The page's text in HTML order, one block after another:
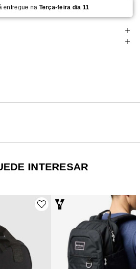
entregue na Terça-feira dia 11
INTERESAR